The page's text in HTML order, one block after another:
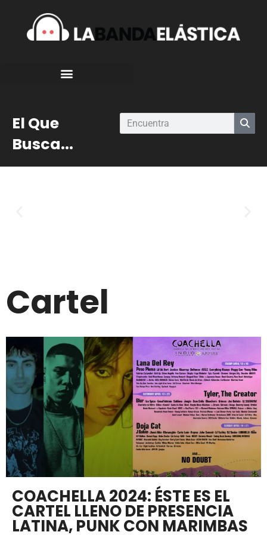
El Que
Busca...
Cartel
COACHELLA 2024: ÉSTE ES EL
CARTEL LLENO DE PRESENCIA
LATINA, PUNK CON MARIMBAS